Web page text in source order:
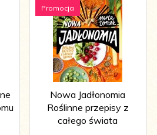
Promocja
Nowa Jadłonomia
Roślinne przepisy z
całego świata